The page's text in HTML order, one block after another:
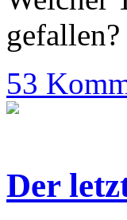
gefallen?
53
Der